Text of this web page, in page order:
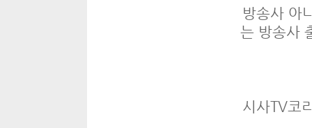
방송사 아
는 방송사
시사TV코